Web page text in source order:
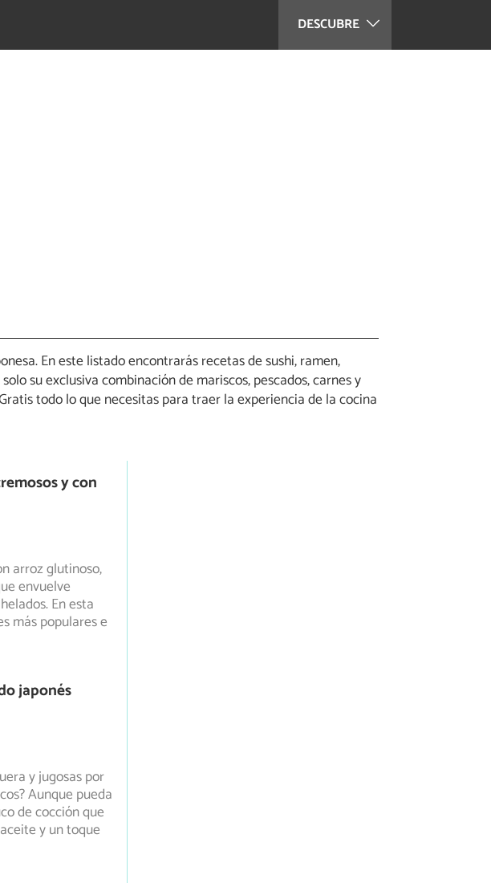
DESCUBRE
En este listado encontrarás recetas de sushi, ramen,
su exclusiva combinación de mariscos, pescados, carnes y
todo lo que necesitas para traer la experiencia de la cocina
y con
arroz glutinoso,
envuelve
En esta
más populares e
japonés
y jugosas por
Aunque pueda
de cocción que
y un toque